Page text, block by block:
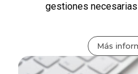
gestiones
Más